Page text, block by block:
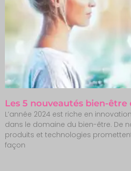
Les 5 nouveautés bien-être
L’année 2024 est riche en
dans le domaine du bien-être. De
produits et technologies
façon